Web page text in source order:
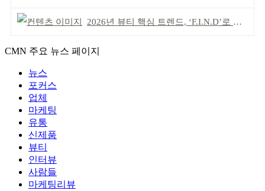
2026년 뷰티 핵심 트렌드, ‘F.I.N.D’로 읽는다
CMN 주요 뉴스 페이지
뉴스
포커스
업체
마케팅
유통
신제품
뷰티
인터뷰
사람들
마케팅리뷰